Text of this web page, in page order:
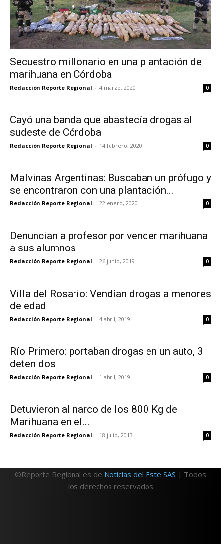
Secuestro millonario en una plantación de
marihuana en Córdoba
Redacción Reporte Regional - 4 marzo, 2020 0
Cayó una banda que abastecía drogas al
sudeste de Córdoba
Redacción Reporte Regional - 14 febrero, 2020 0
Malvinas Argentinas: Buscaban un prófugo y
se encontraron con una plantación...
Redacción Reporte Regional - 22 enero, 2020 0
Denuncian a profesor por vender marihuana
a sus alumnos
Redacción Reporte Regional - 26 junio, 2019 0
Villa del Rosario: Vendían drogas a menores
de edad
Redacción Reporte Regional - 4 abril, 2019 0
Río Primero: portaban drogas en un auto, 3
detenidos
Redacción Reporte Regional - 1 abril, 2019 0
Detuvieron al narco de los 800 Kg de
Marihuana en el...
Redacción Reporte Regional - 18 julio, 2013 0
©Reporte Regional es de Noticias del Este SAS | Todos
los derechos reservados